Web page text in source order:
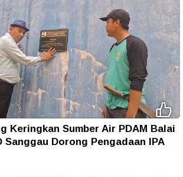
Keringkan Sumber Air PDAM Balai
Sanggau Dorong Pengadaan IPA